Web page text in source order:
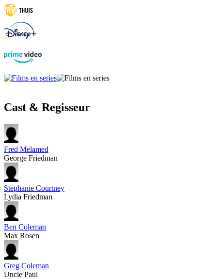
Cast & Regisseur
Fred Melamed
George Friedman
Stephanie Courtney
Lydia Friedman
Ben Coleman
Max Rosen
Greg Coleman
Uncle Paul